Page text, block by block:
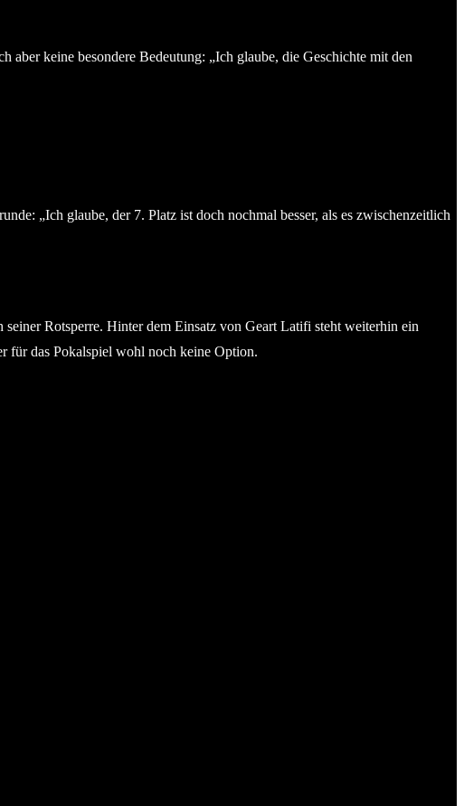
aber keine besondere Bedeutung: „Ich glaube, die Geschichte mit den
„Ich glaube, der 7. Platz ist doch nochmal besser, als es zwischenzeitlich
Rotsperre. Hinter dem Einsatz von Geart Latifi steht weiterhin ein
für das Pokalspiel wohl noch keine Option.